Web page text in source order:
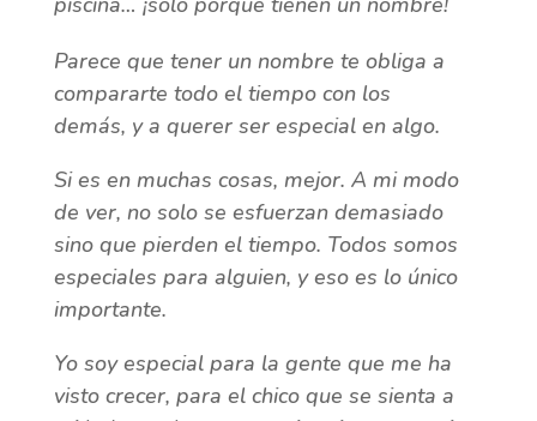
Parece que tener un nombre te obliga a
compararte todo el tiempo con los
demás, y a querer ser especial en algo.
Si es en muchas cosas, mejor. A mi modo
de ver, no solo se esfuerzan demasiado
sino que pierden el tiempo. Todos somos
especiales para alguien, y eso es lo único
importante.
Yo soy especial para la gente que me ha
visto crecer, para el chico que se sienta a